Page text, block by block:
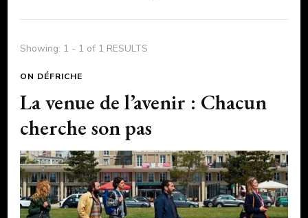
Showing: 1 - 1 of 1 RESULTS
ON DÉFRICHE
La venue de l’avenir : Chacun
cherche son pas